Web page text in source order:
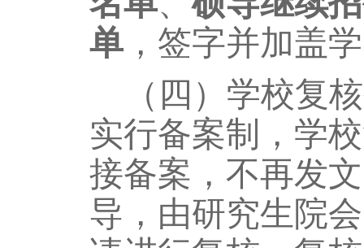
单 ，签字并加盖
（四）学校复
实行备案制，学
接备案，不再发
导，由研究生院